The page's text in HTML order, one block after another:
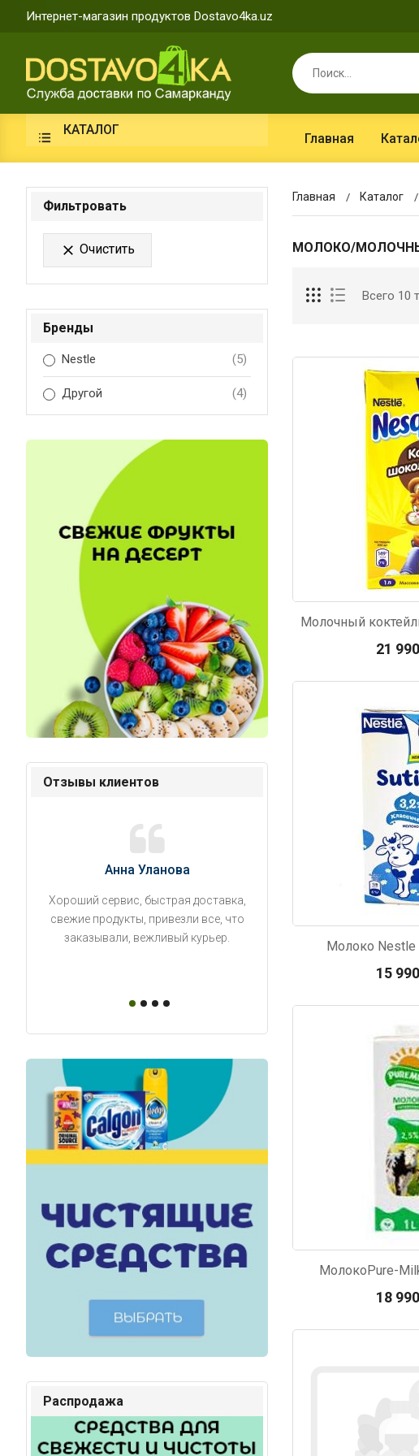
Интернет-магазин продуктов Dostavo4ka.uz
КАТАЛОГ
Главная
Фильтровать
 Очистить
Бренды
Nestle (5)
Другой (4)
Отзывы клиентов
Анна Уланова
Хороший сервис, быстрая доставка,
свежие продукты, привезли все, что
заказывали, вежливый курьер.
Александр П.
Продукты привезли в
упаковано, свежее и
Распродажа
Главная Каталог
МОЛОКО/
Всего 10
Код: 1297
21
Код: 3665
Код: 3696
Молоко Nestle
15
МолокоPure-
18